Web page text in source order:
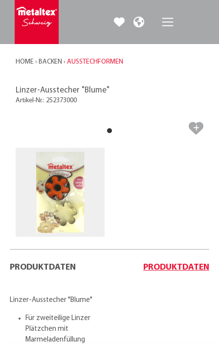
HOME › BACKEN › AUSSTECHFORMEN
Linzer-Ausstecher "Blume"
Artikel-Nr.: 252373000
PRODUKTDATEN PRODUKTDATEN
Linzer-Ausstecher "Blume"
Für zweiteilige Linzer
Plätzchen mit
Marmeladenfüllung